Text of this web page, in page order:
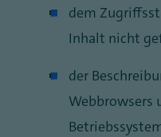
dem
Inhalt nicht
der
Webbrowsers